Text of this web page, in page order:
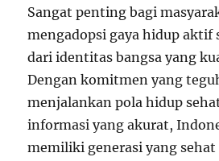
Sangat penting bagi
mengadopsi gaya hidup aktif
dari identitas bangsa yang
Dengan komitmen yang
menjalankan pola hidup
informasi yang akurat,
memiliki generasi yang sehat